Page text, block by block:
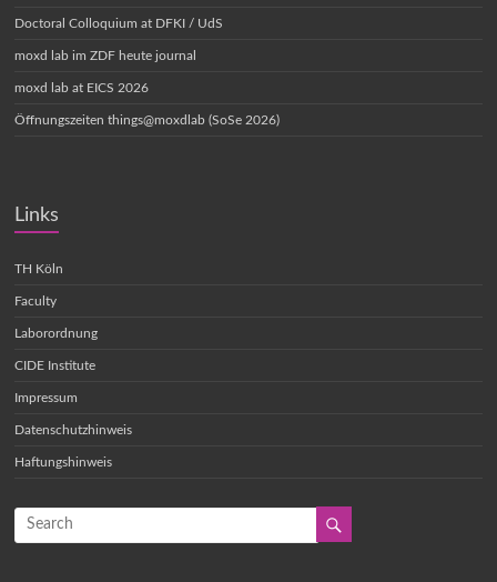
Doctoral Colloquium at DFKI / UdS
moxd lab im ZDF heute journal
moxd lab at EICS 2026
Öffnungszeiten things@moxdlab (SoSe 2026)
Links
TH Köln
Faculty
Laborordnung
CIDE Institute
Impressum
Datenschutzhinweis
Haftungshinweis